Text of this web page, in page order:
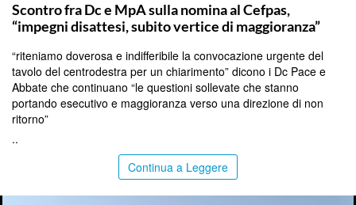
Scontro fra Dc e MpA sulla nomina al Cefpas,
“impegni disattesi, subito vertice di maggioranza”
“riteniamo doverosa e indifferibile la convocazione urgente del
tavolo del centrodestra per un chiarimento” dicono i Dc Pace e
Abbate che continuano “le questioni sollevate che stanno
portando esecutivo e maggioranza verso una direzione di non
ritorno”
..
Continua a Leggere